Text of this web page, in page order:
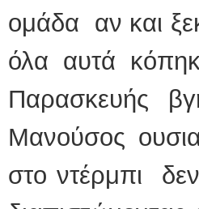
ομάδα αν και
όλα αυτά
Παρασκευής
Μανούσος
στο ντέρμπι